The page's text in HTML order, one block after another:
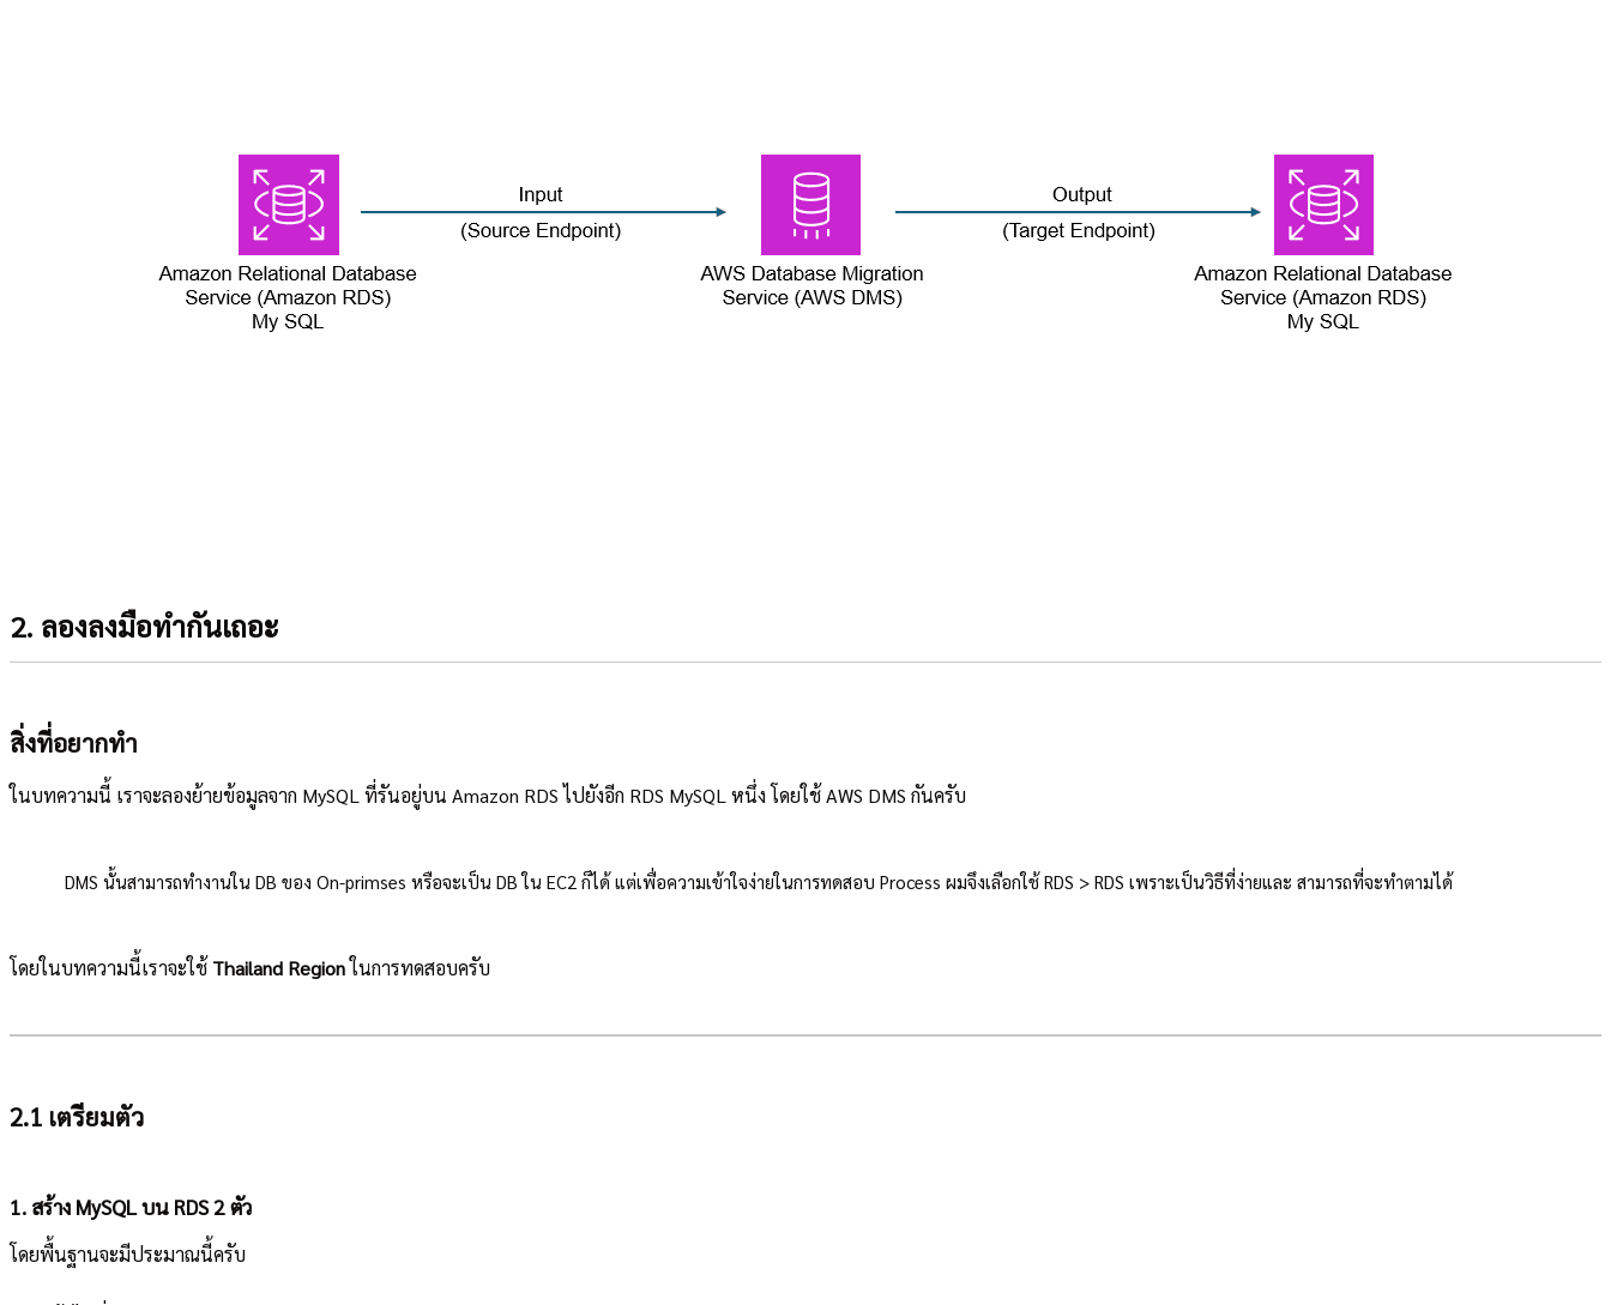
2. ลองลงมือทำกันเถอะ
สิ่งที่อยากทำ
ในบทความนี้ เราจะลองย้ายข้อมูลจาก MySQL ที่รันอยู่บน Amazon RDS ไปยังอีก RDS MySQL หนึ่ง โดยใช้ AWS DMS กันครับ
DMS นั้นสามารถทำงานใน DB ของ On-primses หรือจะเป็น DB ใน EC2 ก็ได้ แต่เพื่อความเข้าใจง่ายในการทดสอบ Process ผมจึงเลือกใช้ RDS > RDS เพราะเป็นวิธีที่ง่ายและ สามารถที่จะทำตามได้
โดยในบทความนี้เราจะใช้ Thailand Regionในการทดสอบครับ
2.1 เตรียมตัว
1. สร้าง MySQL บน RDS 2 ตัว
โดยพื้นฐานจะมีประมาณนี้ครับ